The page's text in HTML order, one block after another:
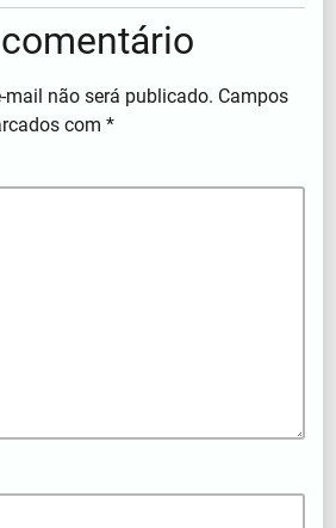
mail não será publicado. Campos
com*